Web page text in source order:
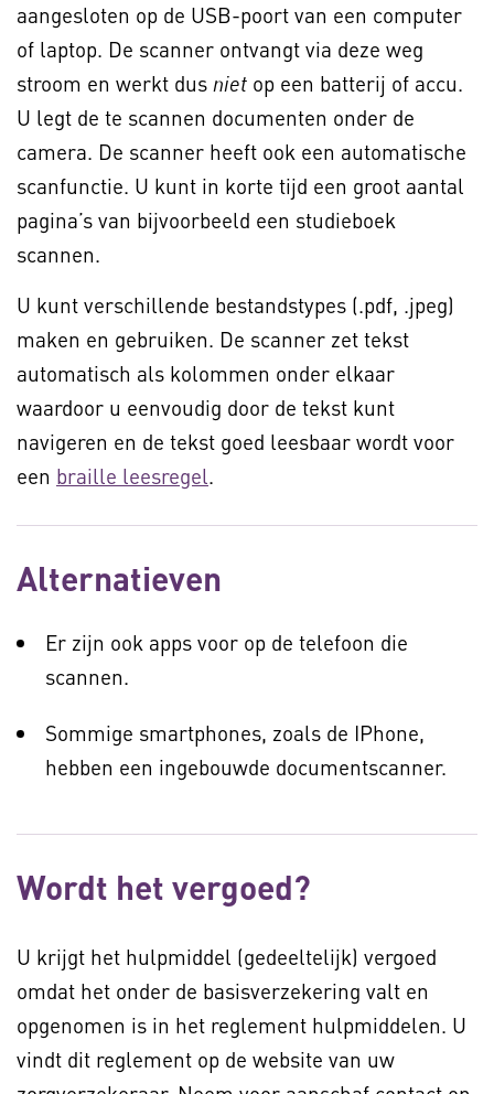
aangesloten op de USB-poort van een computer
of laptop. De scanner ontvangt via deze weg
stroom en werkt dus niet op een batterij of accu.
U legt de te scannen documenten onder de
camera. De scanner heeft ook een automatische
scanfunctie. U kunt in korte tijd een groot aantal
pagina’s van bijvoorbeeld een studieboek
scannen.
U kunt verschillende bestandstypes (.pdf, .jpeg)
maken en gebruiken. De scanner zet tekst
automatisch als kolommen onder elkaar
waardoor u eenvoudig door de tekst kunt
navigeren en de tekst goed leesbaar wordt voor
een braille leesregel.
Alternatieven
Er zijn ook apps voor op de telefoon die
scannen.
Sommige smartphones, zoals de IPhone,
hebben een ingebouwde documentscanner.
Wordt het vergoed?
U krijgt het hulpmiddel (gedeeltelijk) vergoed
omdat het onder de basisverzekering valt en
opgenomen is in het reglement hulpmiddelen. U
vindt dit reglement op de website van uw